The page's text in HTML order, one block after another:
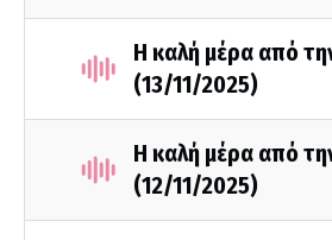
Η καλή μέρα από
(13/11/2025)
Η καλή μέρα από
(12/11/2025)